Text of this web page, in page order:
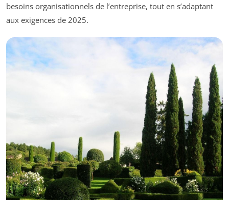
besoins organisationnels de l’entreprise, tout en s’adaptant
aux exigences de 2025.